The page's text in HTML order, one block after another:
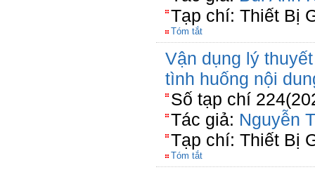
Tạp chí: Thiết Bị
Tóm tắt
Vận dụng lý
tình huống nội
Số tạp chí
Tác giả: Nguyễn
Tạp chí: Thiết Bị
Tóm tắt